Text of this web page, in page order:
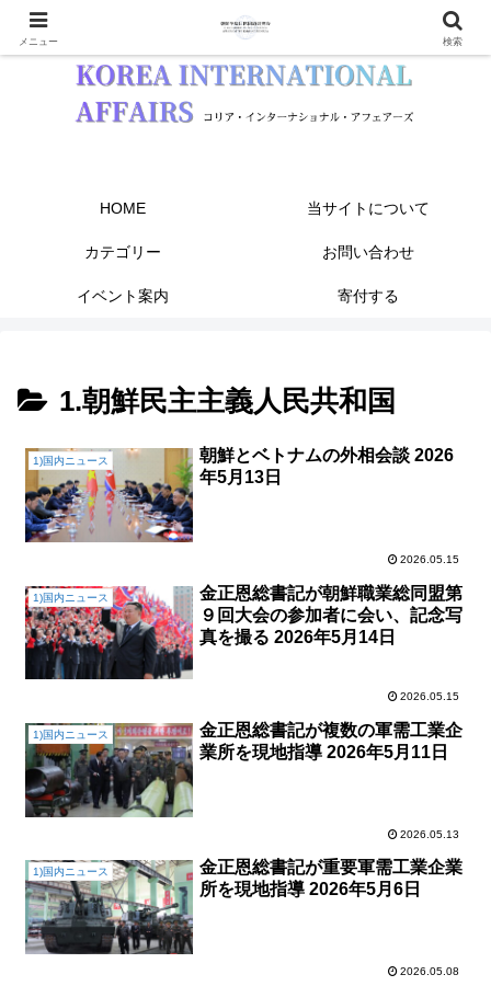
HOME 当サイトについて
カテゴリー お問い合わせ
イベント案内 寄付する
1.朝鮮民主主義人民共和国
1)国内ニュース
朝鮮とベトナムの外相会談 2026
年5月13日
2026.05.15
1)国内ニュース
金正恩総書記が朝鮮職業総同盟第
９回大会の参加者に会い、記念写
真を撮る 2026年5月14日
2026.05.15
1)国内ニュース
金正恩総書記が複数の軍需工業企
業所を現地指導 2026年5月11日
2026.05.13
1)国内ニュース
金正恩総書記が重要軍需工業企業
所を現地指導 2026年5月6日
2026.05.08
メニュー 検索